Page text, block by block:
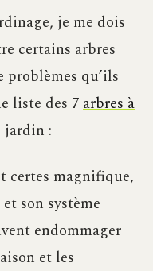
je me dois
certains arbres
qu’ils
liste des 7arbres à
jardin :
certes magnifique,
son système
endommager
et les